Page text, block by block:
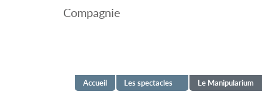
Compagnie
Accueil Les spectacles Le Manipularium